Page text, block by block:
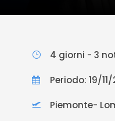
4 giorni - 3
Periodo: 19/
Piemonte-